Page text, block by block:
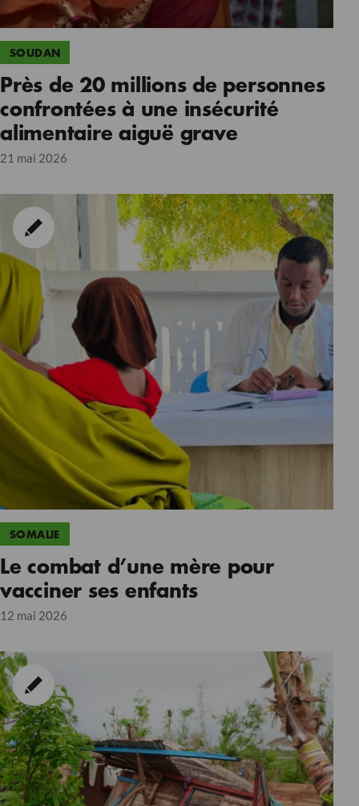
SOUDAN
Près de 20 millions de personnes
confrontées à une insécurité
alimentaire aiguë grave
21 mai 2026
SOMALIE
Le combat d’une mère pour
vacciner ses enfants
12 mai 2026